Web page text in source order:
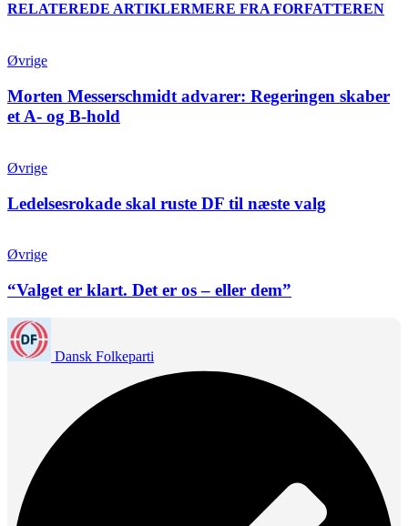
RELATEREDE ARTIKLERMERE FRA FORFATTEREN
Øvrige
Morten Messerschmidt advarer: Regeringen skaber
et A- og B-hold
Øvrige
Ledelsesrokade skal ruste DF til næste valg
Øvrige
“Valget er klart. Det er os – eller dem”
Dansk Folkeparti